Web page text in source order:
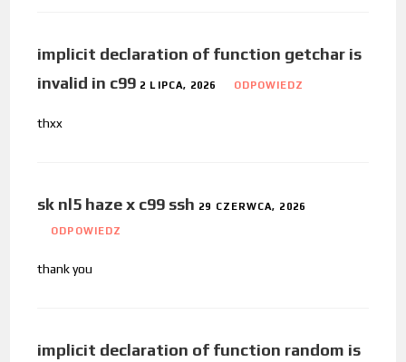
implicit declaration of function getchar is
invalid in c99 2 LIPCA, 2026 ODPOWIEDZ
thxx
sk nl5 haze x c99 ssh 29 CZERWCA, 2026
ODPOWIEDZ
thank you
implicit declaration of function random is